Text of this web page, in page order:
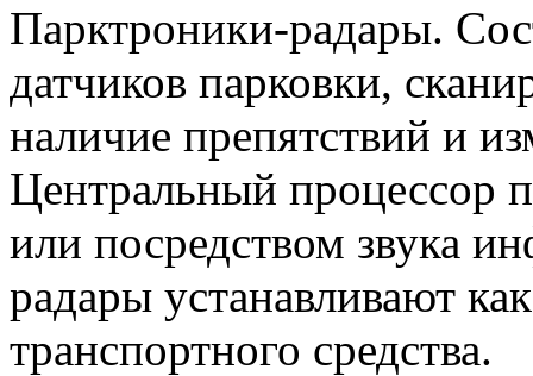
Парктроники-радары.
датчиков парковки,
наличие препятствий и
Центральный процессор
или посредством звука
радары устанавливают
транспортного средства.